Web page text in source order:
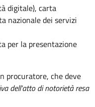
digitale), carta
nazionale dei servizi
per la presentazione
procuratore, che deve
dell'atto di notorietà resa